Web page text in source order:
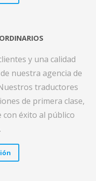
y una calidad
nuestra agencia de
traductores
de primera clase,
éxito al público